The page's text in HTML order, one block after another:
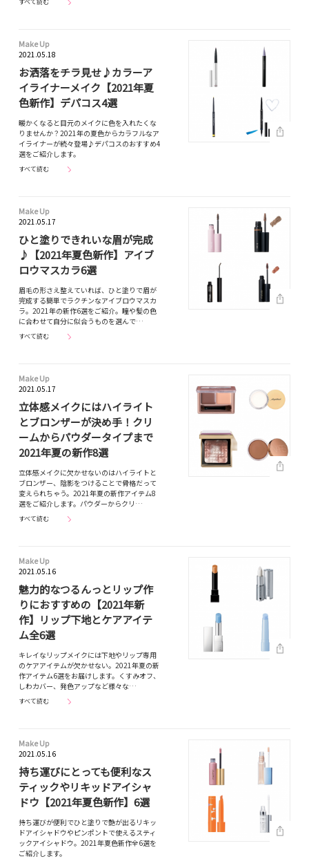
Make Up
2021.05.18
お洒落をチラ見せ♪カラーア
イライナーメイク【2021年夏
色新作】デパコス4選
暖かくなると目元のメイクに色を入れたくな
りませんか？2021年の夏色からカラフルなア
イライナーが続々登場♪デパコスのおすすめ4
選をご紹介します。
すべて読む
Make Up
2021.05.17
ひと塗りできれいな眉が完成
♪【2021年夏色新作】アイブ
ロウマスカラ6選
眉毛の形さえ整えていれば、ひと塗りで眉が
完成する簡単でラクチンなアイブロウマスカ
ラ。2021年の新作6選をご紹介。瞳や髪の色
に合わせて自分に似合うものを選んで…
すべて読む
Make Up
2021.05.17
立体感メイクにはハイライト
とブロンザーが決め手！クリ
ームからパウダータイプまで
2021年夏の新作8選
立体感メイクに欠かせないのはハイライトと
ブロンザー、陰影をつけることで骨格だって
変えられちゃう。2021年夏の新作アイテム8
選をご紹介します。パウダーからクリ…
すべて読む
Make Up
2021.05.16
魅力的なつるんっとリップ作
りにおすすめの【2021年新
作】リップ下地とケアアイテ
ム全6選
キレイなリップメイクには下地やリップ専用
のケアアイテムが欠かせない。2021年夏の新
作アイテム6選をお届けします。くすみオフ、
しわカバー、発色アップなど様々な…
すべて読む
Make Up
2021.05.16
持ち運びにとっても便利なス
ティックやリキッドアイシャ
ドウ【2021年夏色新作】6選
持ち運びが便利でひと塗りで艶が出るリキッ
ドアイシャドウやピンポントで使えるスティ
ックアイシャドウ。2021年夏色新作全6選を
ご紹介します。